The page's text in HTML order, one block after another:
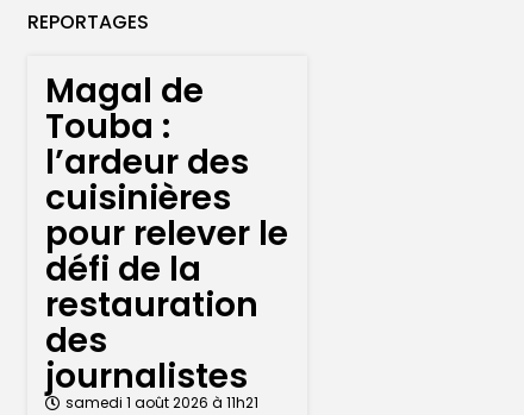
REPORTAGES
Magal de
Touba :
l’ardeur des
cuisinières
pour relever le
défi de la
restauration
des
journalistes
samedi 1 août 2026 à 11h21